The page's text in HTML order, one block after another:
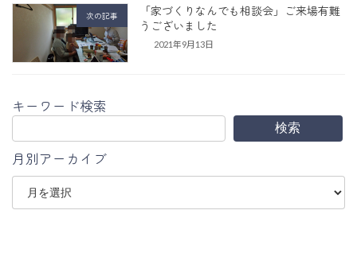
次の記事
「家づくりなんでも相談会」ご来場有難
うございました
2021年9月13日
キーワード検索
検索
月別アーカイブ
ア
カ